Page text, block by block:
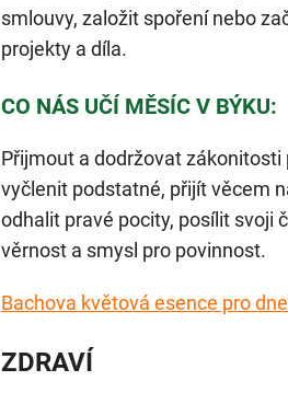
smlouvy, založit spoření nebo
projekty a díla.
CO NÁS UČÍ MĚSÍC V BÝKU:
Přijmout a dodržovat zákonitosti
vyčlenit podstatné, přijít věcem
odhalit pravé pocity, posílit svoji
věrnost a smysl pro povinnost.
Bachova květová esence pro
ZDRAVÍ